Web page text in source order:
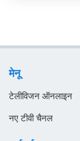
ओमान
मेनू
टेलीविजन ऑनलाइन
नए टीवी चैनल